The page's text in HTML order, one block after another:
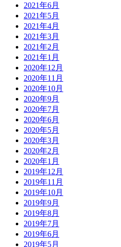
2021年6月
2021年5月
2021年4月
2021年3月
2021年2月
2021年1月
2020年12月
2020年11月
2020年10月
2020年9月
2020年7月
2020年6月
2020年5月
2020年3月
2020年2月
2020年1月
2019年12月
2019年11月
2019年10月
2019年9月
2019年8月
2019年7月
2019年6月
2019年5月